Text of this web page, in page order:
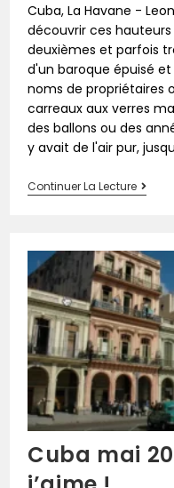
Cuba, La Havane -
découvrir ces
deuxièmes et parfois
d'un baroque épuisé
noms de propriétaires
carreaux aux verres
des ballons ou des
y avait de l'air pur,
Continuer La Lecture
Cuba mai